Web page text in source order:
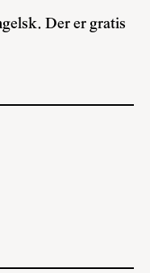
Der er gratis